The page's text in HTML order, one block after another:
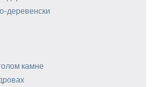
деревенски
камне